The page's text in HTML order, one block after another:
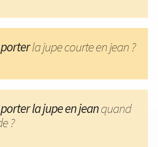
la jupe courte en jean ?
la jupe en jeanquand
?